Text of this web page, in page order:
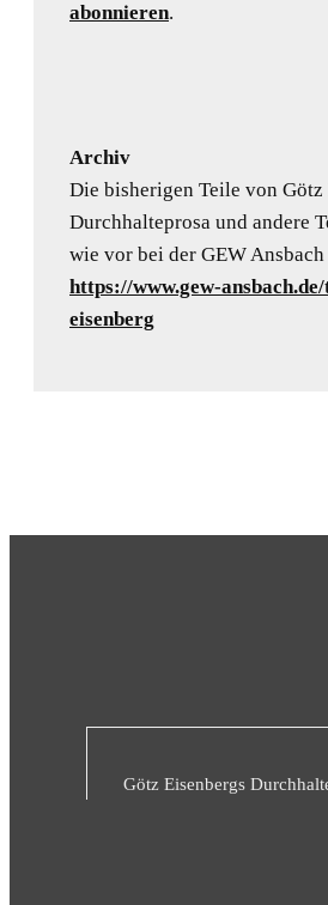
abonnieren.
Archiv
Die bisherigen Teile von Götz
Durchhalteprosa und andere
wie vor bei der GEW
https://www.gew-
eisenberg
Götz Eisenbergs